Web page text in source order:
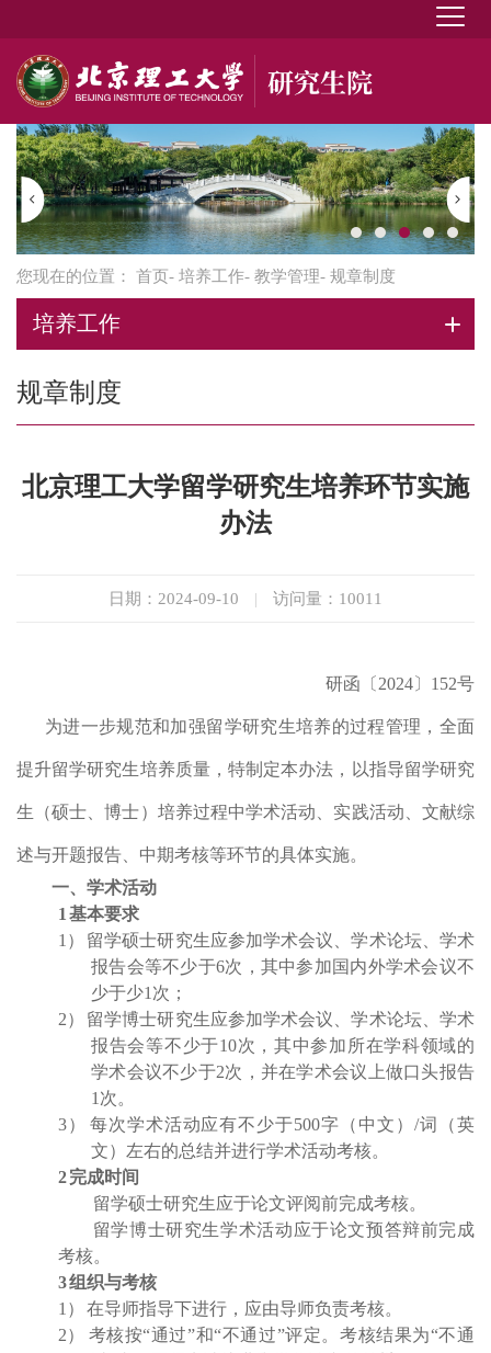
您现在的位置： 首页- 培养工作- 教学管理- 规章制度
培养工作
规章制度
北京理工大学留学研究生培养环节实施
办法
日期：2024-09-10 | 访问量： 10011
研函〔2024〕152号
为进一步规范和加强留学研究生培养的过程管理，全面
提升留学研究生培养质量，特制定本办法 ，以指导留学研究
生（硕士、博士）培养过程中学术活动、实践活动、文献综
述与开题报告、中期考核等环节的具体实施。
一、学术活动
1 基本要求
1 ）
留学硕士研究生应参加学术会议、学术论坛、学术
报告会等不少于6次，其中参加国内外学术会议不
少于少1 次；
2）
留学博士研究生应参加学术会议、学术论坛、学术
报告会等不少于10次，其中参加所在学科领域的
学术会议不少于2次，并在学术会议上做口头报告
1 次。
3） 每次学术活动应有不少于500字（中文）/词（英
文）左右的总结并进行学术活动考核。
2完成时间
留学硕士研究生应于论文评阅前完成考核。
留学博士研究生学术活动应于论文预答辩前完成
考核。
3组织与考核
1 ）
在导师指导下进行，应由导师负责考核。
2）
考核按“通过”和“不通过”评定。考核结果为“不通